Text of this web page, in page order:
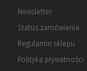
Newsletter
Status zamówienia
Regulamin sklepu
Polityka prywatności